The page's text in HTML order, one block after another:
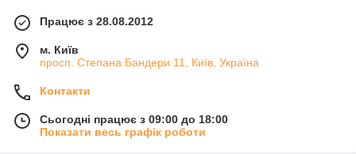
Працює з 28.08.2012
м. Київ
просп. Степана Бандери 11, Київ, Україна
Контакти
Сьогодні працює з 09:00 до 18:00
Показати весь графік роботи